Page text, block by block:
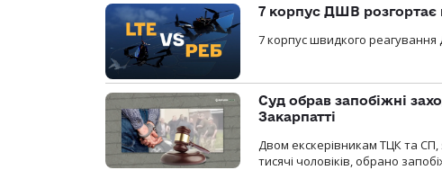
7 корпус ДШВ розгортає
7 корпус швидкого реагування
Суд обрав запобіжні
Закарпатті
Двом екскерівникам ТЦК та
тисячі чоловіків, обрано